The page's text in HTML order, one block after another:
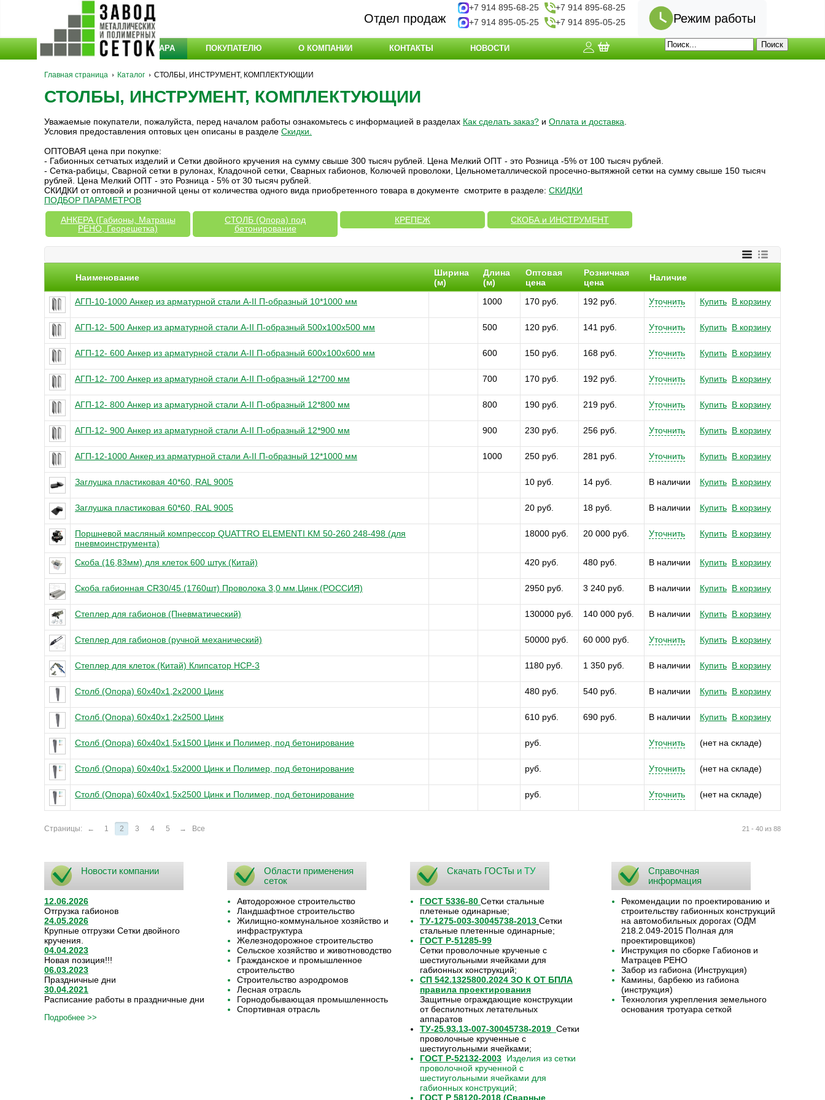
Отдел продаж
+7 914 895-68-25
+7 914 895-68-25
+7 914 895-05-25
+7 914 895-05-25 Режим работы
КАТАЛОГ ТОВАРА ПОКУПАТЕЛЮ О КОМПАНИИ КОНТАКТЫ НОВОСТИ
Главная страница Каталог СТОЛБЫ, ИНСТРУМЕНТ, КОМПЛЕКТУЮЩИИ
СТОЛБЫ, ИНСТРУМЕНТ, КОМПЛЕКТУЮЩИИ
Уважаемые покупатели, пожалуйста, перед началом работы ознакомьтесь с информацией в разделах Как сделать заказ? и Оплата и доставка
Условия предоставления оптовых цен описаны в разделе Скидки
ОПТОВАЯ цена при покупке:
- Габионных сетчатых изделий и Сетки двойного кручения на сумму свыше 300 тысяч рублей. Цена Мелкий ОПТ - это Розница -5% от 100 тысяч рублей.
- Сетка-рабицы, Сварной сетки в рулонах, Кладочной сетки, Сварных габионов, Колючей проволоки, Цельнометаллической просечно-вытяжной сетки на сумму свыше 150 тысяч
рублей. Цена Мелкий ОПТ - это Розница - 5% от 30 тысяч рублей.
СКИДКИ от оптовой и розничной цены от количества одного вида приобретенного товара в документе смотрите в разделе: СКИДКИ
ПОДБОР ПАРАМЕТРОВ
АНКЕРА (Габионы, Матрацы
РЕНО, Георешетка)
СТОЛБ (Опора) под
бетонирование
КРЕПЕЖ СКОБА и ИНСТРУМЕНТ
Наименование
Ширина
(м)
Длина
(м)
Оптовая
цена
Розничная
цена
Наличие
АГП-10-1000 Анкер из арматурной стали А-II П-образный 10*1000 мм 1000 170 руб. 192 руб. Уточнить Купить В корзину
АГП-12- 500 Анкер из арматурной стали А-II П-образный 500х100х500 мм 500 120 руб. 141 руб. Уточнить Купить В корзину
АГП-12- 600 Анкер из арматурной стали А-II П-образный 600х100х600 мм 600 150 руб. 168 руб. Уточнить Купить В корзину
АГП-12- 700 Анкер из арматурной стали А-II П-образный 12*700 мм 700 170 руб. 192 руб. Уточнить Купить В корзину
АГП-12- 800 Анкер из арматурной стали А-II П-образный 12*800 мм 800 190 руб. 219 руб. Уточнить Купить В корзину
АГП-12- 900 Анкер из арматурной стали А-II П-образный 12*900 мм 900 230 руб. 256 руб. Уточнить Купить В корзину
АГП-12-1000 Анкер из арматурной стали А-II П-образный 12*1000 мм 1000 250 руб. 281 руб. Уточнить Купить В корзину
Заглушка пластиковая 40*60, RAL 9005 10 руб. 14 руб. В наличии Купить В корзину
Заглушка пластиковая 60*60, RAL 9005 20 руб. 18 руб. В наличии Купить В корзину
Поршневой масляный компрессор QUATTRO ELEMENTI KM 50-260 248-498 (для
пневмоинструмента)
18000 руб. 20 000 руб. Уточнить Купить В корзину
Скоба (16,83мм) для клеток 600 штук (Китай) 420 руб. 480 руб. В наличии Купить В корзину
Скоба габионная CR30/45 (1760шт) Проволока 3,0 мм.Цинк (РОССИЯ) 2950 руб. 3 240 руб. В наличии Купить В корзину
Степлер для габионов (Пневматический) 130000 руб. 140 000 руб. В наличии Купить В корзину
Степлер для габионов (ручной механический) 50000 руб. 60 000 руб. Уточнить Купить В корзину
Степлер для клеток (Китай) Клипсатор HCP-3 1180 руб. 1 350 руб. В наличии Купить В корзину
Столб (Опора) 60х40х1,2x2000 Цинк 480 руб. 540 руб. В наличии Купить В корзину
Столб (Опора) 60х40х1,2x2500 Цинк 610 руб. 690 руб. В наличии Купить В корзину
Столб (Опора) 60х40х1,5x1500 Цинк и Полимер, под бетонирование руб. Уточнить (нет на складе)
Столб (Опора) 60х40х1,5x2000 Цинк и Полимер, под бетонирование руб. Уточнить (нет на складе)
Столб (Опора) 60х40х1,5x2500 Цинк и Полимер, под бетонирование руб. Уточнить (нет на складе)
21 - 40 из 88
Страницы: ← 1 2 3 4 5 → Все
Новости компании
12.06.2026
Отгрузка габионов
24.05.2026
Крупные отгрузки Сетки двойного
кручения.
04.04.2023
Новая позиция!!!
06.03.2023
Праздничные дни
30.04.2021
Расписание работы в праздничные дни
Подробнее >>
Области применения
сеток
Автодорожное строительство
Ландшафтное строительство
Жилищно-коммунальное хозяйство и
инфраструктура
Железнодорожное строительство
Сельское хозяйство и животноводство
Гражданское и промышленное
строительство
Строительство аэродромов
Лесная отрасль
Горнодобывающая промышленность
Спортивная отрасль
Скачать ГОСТы и ТУ
ГОСТ 5336-80 Сетки стальные
плетеные одинарные;
ТУ-1275-003-30045738-2013 Сетки
стальные плетенные одинарные;
ГОСТ Р-51285-99
Сетки проволочные крученые с
шестиугольными ячейками для
габионных конструкций;
СП 542.1325800.2024 ЗО К ОТ БПЛА
правила проектирования
Защитные ограждающие конструкции
от беспилотных летательных
аппаратов
ТУ-25.93.13-007-30045738-2019 Сетки
проволочные крученные с
шестиугольными ячейками;
ГОСТ Р-52132-2003 Изделия из сетки
проволочной крученной с
шестиугольными ячейками для
габионных конструкций;
ГОСТ Р 58120-2018 (Сварные
Справочная
информация
Рекомендации по проектированию и
строительству габионных конструкций
на автомобильных дорогах (ОДМ
218.2.049-2015 Полная для
проектировщиков)
Инструкция по сборке Габионов и
Матрацев РЕНО
Забор из габиона (Инструкция)
Камины, барбекю из габиона
(инструкция)
Технология укрепления земельного
основания тротуара сеткой